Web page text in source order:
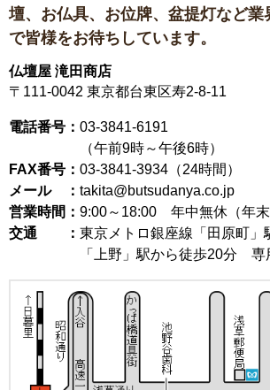
壇、お仏具、お位牌、盆提灯など業
で皆様をお待ちしています。
仏壇屋 滝田商店
〒111-0042 東京都台東区寿2-8-11
電話番号： 03-3841-6191
（午前9時～午後6時）
FAX番号： 03-3841-3934（24時間）
メール ： takita@butsudanya.co.jp
営業時間： 9:00～18:00 年中無休（年
交通 ： 東京メトロ銀座線「田原町」
「上野」駅から徒歩20分 専